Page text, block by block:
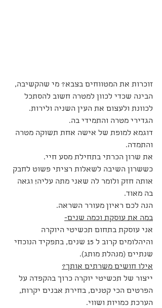
זוכרות את המטווחים בצבא? מי שהקשיבה,
הבינה שכדי לכוון למטרה חשוב להסתכל
לכוונת ולעצום את העין השניה ולירות.
הגדירי מטרה והתמידי בה.
דוגמא למופת של אישה אחת תשוקה מטרה
והתמדה.
את שרון הכרתי בתחילת מסע חיי.
כששרון השיבה לשאלות רציתי פשוט לחבק
אותה חזק ולומר לה שאני מתה עליה! וגאה
בה מאוד.
הנה לכם ראיון מעורר השראה.
במה את עוסקת וכמה שנים-
אני עוסקת בתחום תכשיטי היוקרה
והיהלומים קרוב ל 15 שנים, בתפקיד הנוכחי
שנתיים (מנהלת מותג).
אילו חושים משרתים אותך?
ייצור של תכשיטי יוקרה כרוך בהקפדה על
הפרטים הכי קטנים, בחירת אבנים יקרות,
הערכת כמויות ושווי.